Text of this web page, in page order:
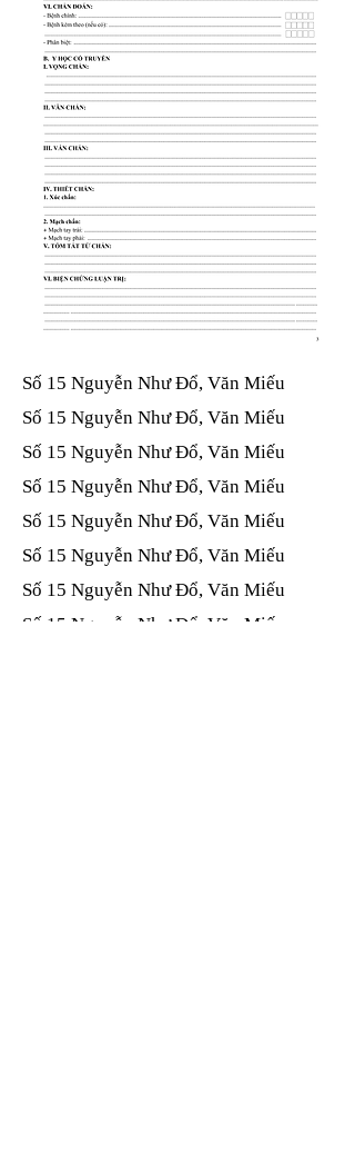
Số 15 Nguyễn Như Đổ, Văn Miếu​​​​
Số 15 Nguyễn Như Đổ, Văn Miếu​​​​
Số 15 Nguyễn Như Đổ, Văn Miếu​​​​
Số 15 Nguyễn Như Đổ, Văn Miếu​​​​
Số 15 Nguyễn Như Đổ, Văn Miếu​​​​
Số 15 Nguyễn Như Đổ, Văn Miếu​​​​
Số 15 Nguyễn Như Đổ, Văn Miếu​​​​
Số 15 Nguyễn Như Đổ, Văn Miếu​​​​